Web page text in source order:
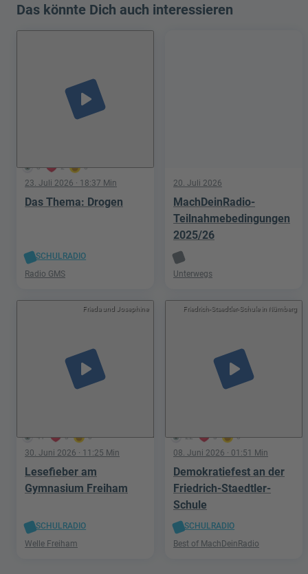
Das könnte Dich auch interessieren
8 2 0
play_arrow
23. Juli 2026 · 18:37 Min
Das Thema: Drogen
SCHULRADIO
Radio GMS
20. Juli 2026
MachDeinRadio-
Teilnahmebedingungen
2025/26
Unterwegs
Frieda und Josephine
41 3 0
play_arrow
30. Juni 2026 · 11:25 Min
Lesefieber am
Gymnasium Freiham
SCHULRADIO
Welle Freiham
Friedrich-Staedtler-Schule in Nürnberg
22 3 0
play_arrow
08. Juni 2026 · 01:51 Min
Demokratiefest an der
Friedrich-Staedtler-
Schule
SCHULRADIO
Best of MachDeinRadio